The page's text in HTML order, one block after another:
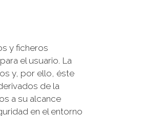
y ficheros
el usuario. La
y, por ello, éste
de la
a su alcance
en el entorno